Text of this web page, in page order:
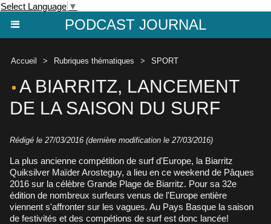
Select Language ▼
PODCAST JOURNAL
Accueil > Rubriques thématiques > SPORT
A BIARRITZ, LANCEMENT
DE LA SAISON DU SURF
Rédigé le 27/03/2016 (dernière modification le 27/03/2016)
La plus ancienne compétition de surf d'Europe, la Biarritz
Quiksilver Maïder Arosteguy, a lieu en ce weekend de Pâques
2016 sur la célèbre Grande Plage de Biarritz. Pour sa 32e
édition de nombreux surfeurs venus de l'Europe entière
viennent s'affronter sur les vagues. Au Pays Basque la saison
de festivités et des compétions de surf est donc lancée!